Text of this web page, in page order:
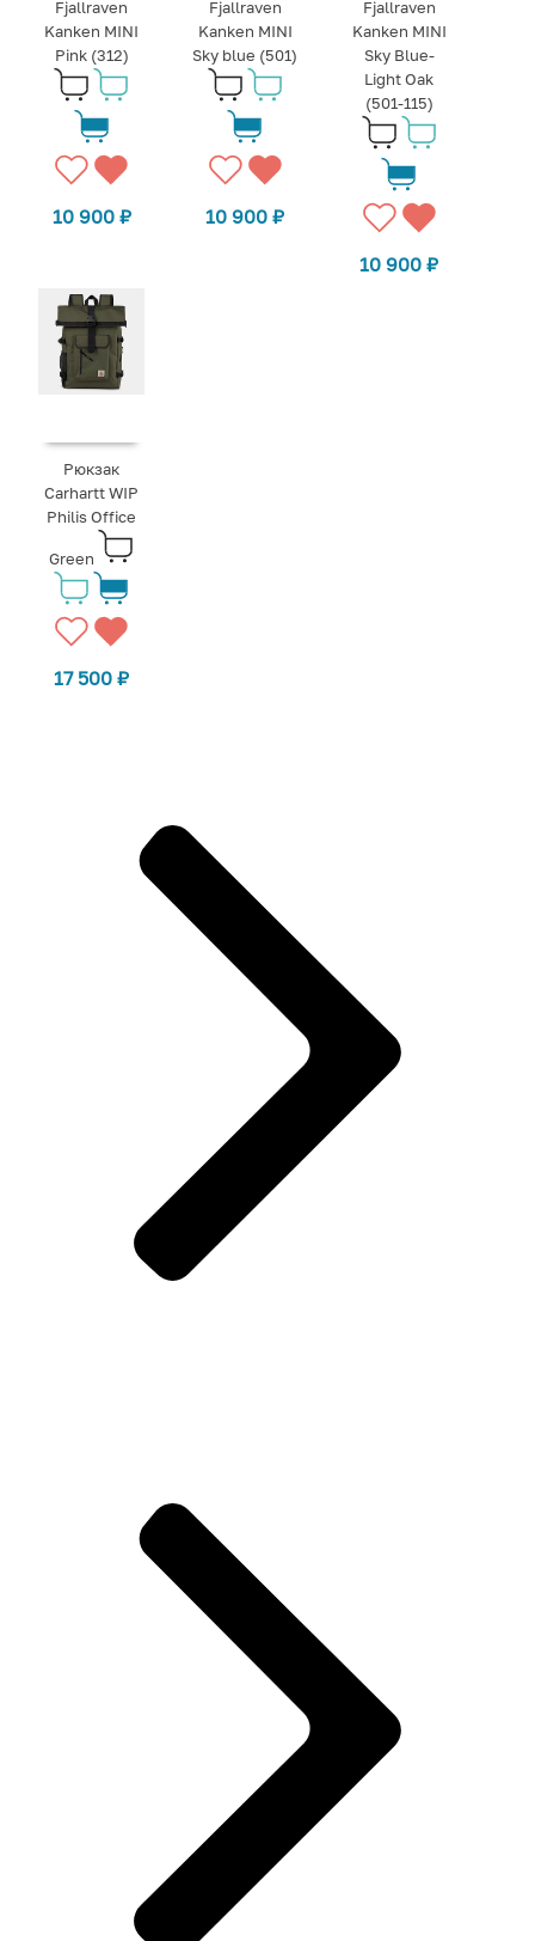
Fjallraven
Kanken MINI
Pink (312)
10 900 ₽
Fjallraven
Kanken MINI
Sky blue (501)
10 900₽
Fjallraven
Kanken MINI
Sky Blue-
Light Oak
(501-115)
10 900₽
Рюкзак
Carhartt WIP
Philis Office
Green
17 500₽